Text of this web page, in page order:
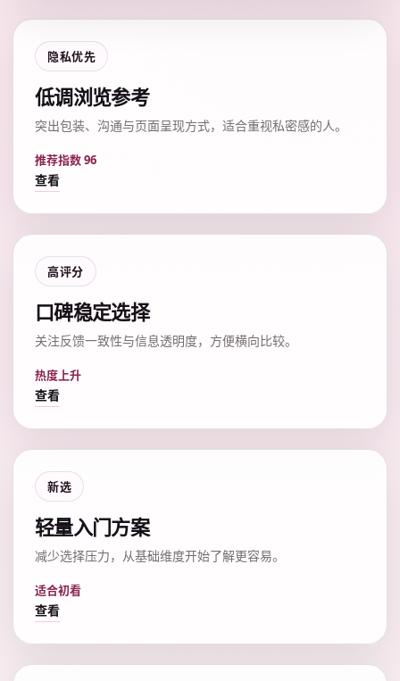
隐私优先
低调浏览参考
突出包装、沟通与页面呈现方式，适合重视私密感的人。
推荐指数 96
查看
高评分
口碑稳定选择
关注反馈一致性与信息透明度，方便横向比较。
热度上升
查看
新选
轻量入门方案
减少选择压力，从基础维度开始了解更容易。
适合初看
查看